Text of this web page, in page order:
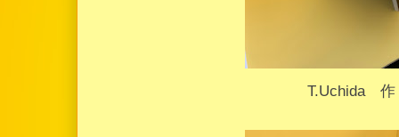
T.Uchida 作